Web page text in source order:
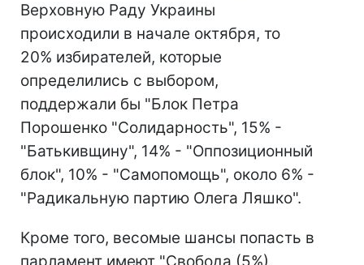
Верховную Раду Украины
происходили в начале октября, то
20% избирателей, которые
определились с выбором,
поддержали бы "Блок Петра
Порошенко "Солидарность", 15% -
"Батькивщину", 14% - "Оппозиционный
блок", 10% - "Самопомощь", около 6% -
"Радикальную партию Олега Ляшко".
Кроме того, весомые шансы попасть в